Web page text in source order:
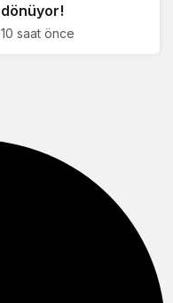
dönüyor!
10 saat önce